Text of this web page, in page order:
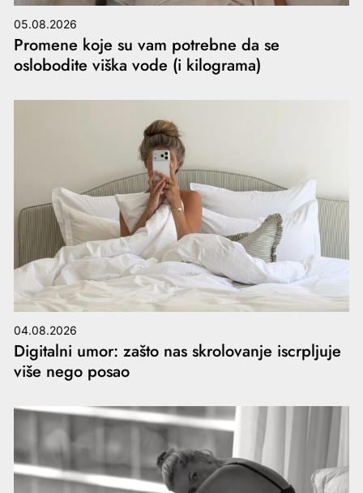
05.08.2026
Promene koje su vam potrebne da se
oslobodite viška vode (i kilograma)
04.08.2026
Digitalni umor: zašto nas skrolovanje iscrpljuje
više nego posao